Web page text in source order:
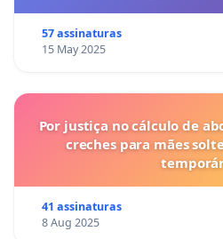
57 assinaturas
15 May 2025
Por justiça no cálculo de
creches para mães
41 assinaturas
8 Aug 2025